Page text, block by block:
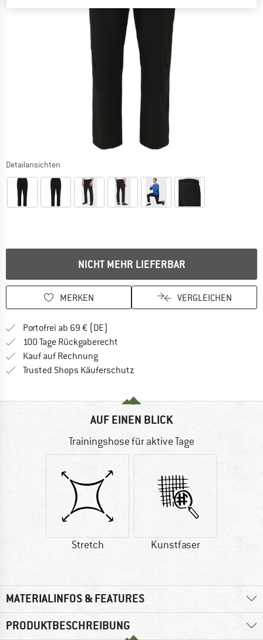
Detailansichten
NICHT MEHR LIEFERBAR
MERKEN VERGLEICHEN
Portofrei ab 69 € (DE)
100 Tage Rückgaberecht
Kauf auf RechnungFinde die Zahlungs-Infos hier! Öffnet
Trusted Shops Käuferschutz
AUF EINEN BLICK
Trainingshose für aktive Tage
Stretch Kunstfaser
MATERIALINFOS & FEATURES
PRODUKTBESCHREIBUNG